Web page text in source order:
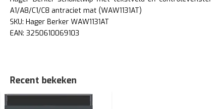
A1/A8/C1/C8 antraciet mat (WAW1131AT)
SKU: Hager Berker WAW1131AT
EAN: 3250610069103
Recent bekeken